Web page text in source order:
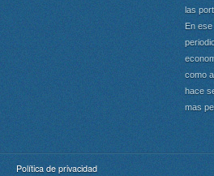
las
En
como
hace
mas
Política de privacidad